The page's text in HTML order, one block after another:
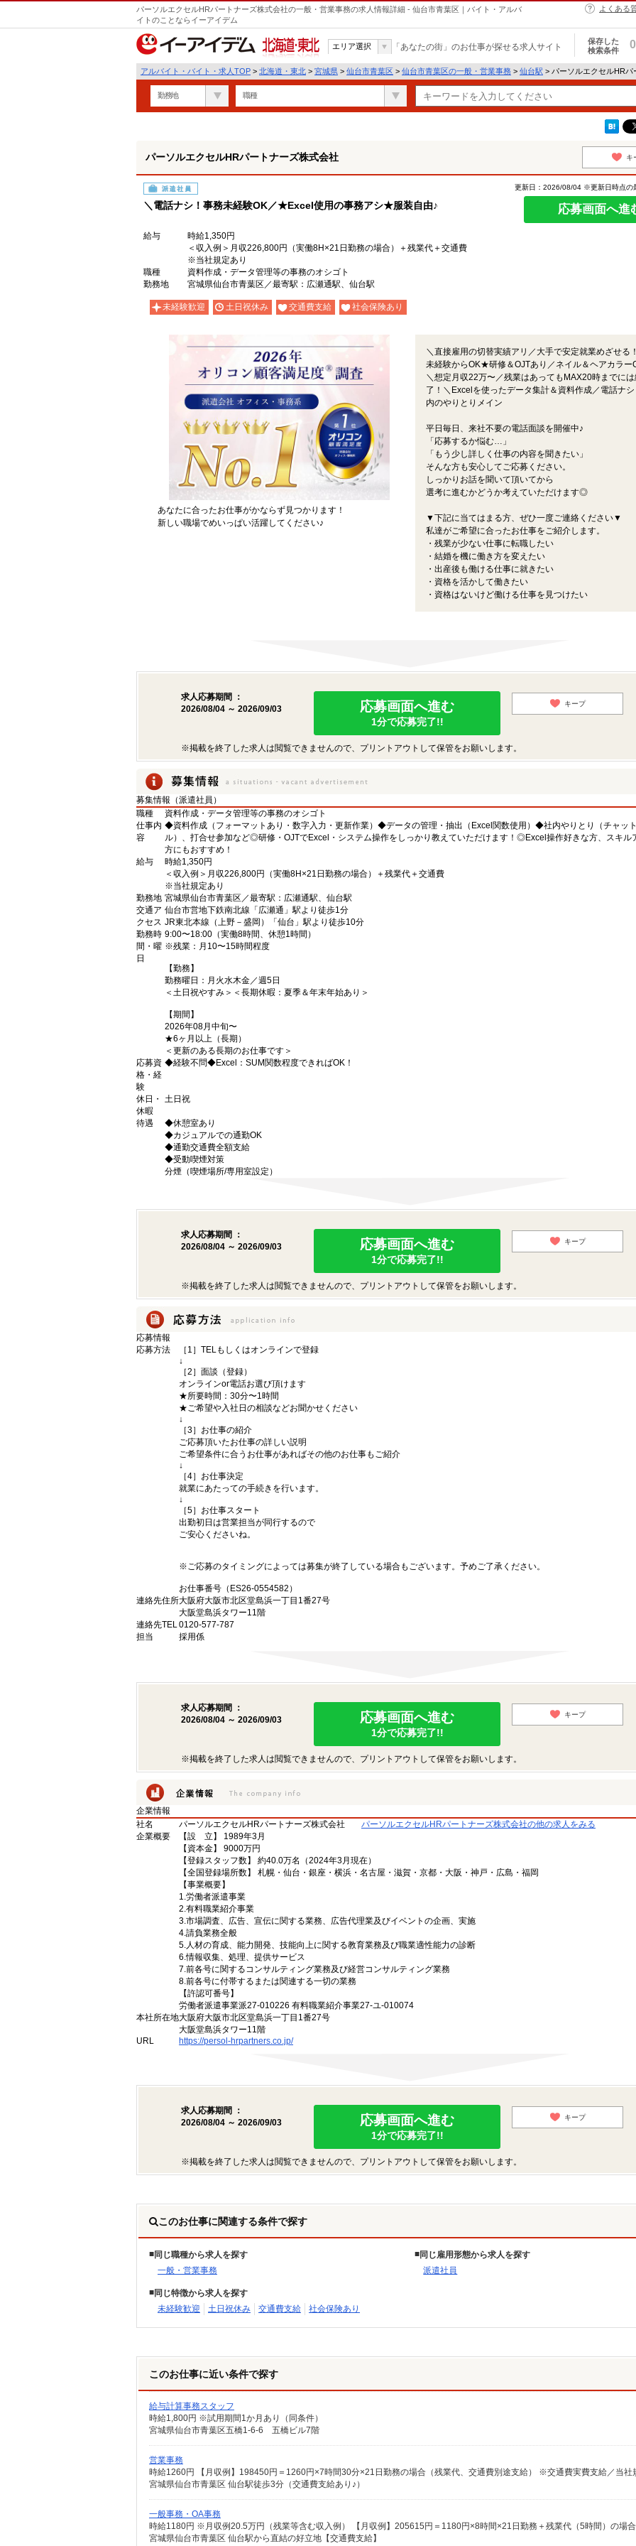
パーソルエクセルHRパートナーズ株式会社の一般・営業事務の求人情報詳細 - 仙台市青葉区｜バイト・アルバ
イトのことならイーアイデム
よくある
北海道・東北
エリア選択 「あなたの街」のお仕事が探せる求人サイト
保存した
検索条件
0
アルバイト・バイト・求人TOP > 北海道・東北 > 宮城県 > 仙台市青葉区 > 仙台市青葉区の一般・営業事務 > 仙台駅 > パーソルエクセルHR
勤務地 職種
パーソルエクセルHRパートナーズ株式会社 キ
派遣社員
＼電話ナシ！事務未経験OK／★Excel使用の事務アシ★服装自由♪
更新日：2026/08/04 ※更新日時点の
応募画面へ進
給与
時給1,350円
＜収入例＞月収226,800円（実働8H×21日勤務の場合）＋残業代＋交通費
※当社規定あり
職種
資料作成・データ管理等の事務のオシゴト
勤務地
宮城県仙台市青葉区／最寄駅：広瀬通駅、仙台駅
未経験歓迎 土日祝休み 交通費支給 社会保険あり
あなたに合ったお仕事がかならず見つかります！
新しい職場でめいっぱい活躍してください♪
＼直接雇用の切替実績アリ／大手で安定就業めざせる
未経験からOK★研修＆OJTあり／ネイル＆ヘアカラー
＼想定月収22万〜／残業はあってもMAX20時までには
了！＼Excelを使ったデータ集計＆資料作成／電話ナシ
内のやりとりメイン
平日毎日、来社不要の電話面談を開催中♪
「応募するか悩む…」
「もう少し詳しく仕事の内容を聞きたい」
そんな方も安心してご応募ください。
しっかりお話を聞いて頂いてから
選考に進むかどうか考えていただけます◎
▼下記に当てはまる方、ぜひ一度ご連絡ください▼
私達がご希望に合ったお仕事をご紹介します。
・残業が少ない仕事に転職したい
・結婚を機に働き方を変えたい
・出産後も働ける仕事に就きたい
・資格を活かして働きたい
・資格はないけど働ける仕事を見つけたい
求人応募期間 ：
2026/08/04 ～ 2026/09/03
応募画面へ進む
1分で応募完了!!
キープ
※掲載を終了した求人は閲覧できませんので、プリントアウトして保管をお願いします。
募集情報（派遣社員）
職種
資料作成・データ管理等の事務のオシゴト
仕事内
容
◆資料作成（フォーマットあり・数字入力・更新作業）◆データの管理・抽出（Excel関数使用）◆社内やりとり（チャッ
ル）、打合せ参加など◎研修・OJTでExcel・システム操作をしっかり教えていただけます！◎Excel操作好きな方、スキル
方にもおすすめ！
給与
時給1,350円
＜収入例＞月収226,800円（実働8H×21日勤務の場合）＋残業代＋交通費
※当社規定あり
勤務地 宮城県仙台市青葉区／最寄駅：広瀬通駅、仙台駅
交通ア
クセス
仙台市営地下鉄南北線「広瀬通」駅より徒歩1分
JR東北本線（上野－盛岡）「仙台」駅より徒歩10分
勤務時
間・曜
日
9:00〜18:00（実働8時間、休憩1時間）
※残業：月10〜15時間程度
【勤務】
勤務曜日：月火水木金／週5日
＜土日祝やすみ＞＜長期休暇：夏季＆年末年始あり＞
【期間】
2026年08月中旬〜
★6ヶ月以上（長期）
＜更新のある長期のお仕事です＞
応募資
格・経
験
◆経験不問◆Excel：SUM関数程度できればOK！
休日・
休暇
土日祝
待遇
◆休憩室あり
◆カジュアルでの通勤OK
◆通勤交通費全額支給
◆受動喫煙対策
分煙（喫煙場所/専用室設定）
求人応募期間 ：
2026/08/04 ～ 2026/09/03
応募画面へ進む
1分で応募完了!!
キープ
※掲載を終了した求人は閲覧できませんので、プリントアウトして保管をお願いします。
応募情報
応募方法
［1］TELもしくはオンラインで登録
↓
［2］面談（登録）
オンラインor電話お選び頂けます
★所要時間：30分〜1時間
★ご希望や入社日の相談などお聞かせください
↓
［3］お仕事の紹介
ご応募頂いたお仕事の詳しい説明
ご希望条件に合うお仕事があればその他のお仕事もご紹介
↓
［4］お仕事決定
就業にあたっての手続きを行います。
↓
［5］お仕事スタート
出勤初日は営業担当が同行するので
ご安心くださいね。
※ご応募のタイミングによっては募集が終了している場合もございます。予めご了承ください。
お仕事番号（ES26-0554582）
連絡先住所大阪府大阪市北区堂島浜一丁目1番27号
大阪堂島浜タワー11階
連絡先TEL0120-577-787
担当
採用係
求人応募期間 ：
2026/08/04 ～ 2026/09/03
応募画面へ進む
1分で応募完了!!
キープ
※掲載を終了した求人は閲覧できませんので、プリントアウトして保管をお願いします。
企業情報
社名
パーソルエクセルHRパートナーズ株式会社
パーソルエクセルHRパートナーズ株式会社の他の求人をみる
企業概要
【設 立】 1989年3月
【資本金】 9000万円
【登録スタッフ数】 約40.0万名（2024年3月現在）
【全国登録場所数】 札幌・仙台・銀座・横浜・名古屋・滋賀・京都・大阪・神戸・広島・福岡
【事業概要】
1.労働者派遣事業
2.有料職業紹介事業
3.市場調査、広告、宣伝に関する業務、広告代理業及びイベントの企画、実施
4.請負業務全般
5.人材の育成、能力開発、技能向上に関する教育業務及び職業適性能力の診断
6.情報収集、処理、提供サービス
7.前各号に関するコンサルティング業務及び経営コンサルティング業務
8.前各号に付帯するまたは関連する一切の業務
【許認可番号】
労働者派遣事業派27-010226 有料職業紹介事業27-ユ-010074
本社所在地大阪府大阪市北区堂島浜一丁目1番27号
大阪堂島浜タワー11階
URL
https://persol-hrpartners.co.jp/
求人応募期間 ：
2026/08/04 ～ 2026/09/03
応募画面へ進む
1分で応募完了!!
キープ
※掲載を終了した求人は閲覧できませんので、プリントアウトして保管をお願いします。
このお仕事に関連する条件で探す
同じ職種から求人を探す
一般・営業事務
同じ雇用形態から求人を探す
派遣社員
同じ特徴から求人を探す
未経験歓迎
土日祝休み 交通費支給 社会保険あり
このお仕事に近い条件で探す
給与計算事務スタッフ
時給1,800円 ※試用期間1か月あり（同条件）
宮城県仙台市青葉区五橋1-6-6 五橋ビル7階
営業事務
宮城県仙台市青葉区 仙台駅徒歩3分（交通費支給あり♪）
一般事務・OA事務
宮城県仙台市青葉区 仙台駅から直結の好立地【交通費支給】